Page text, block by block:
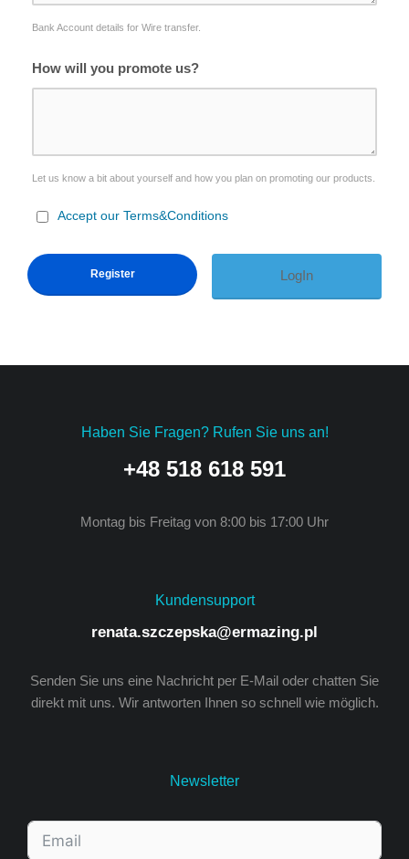
Bank Account details for Wire transfer.
How will you promote us?
Let us know a bit about yourself and how you plan on promoting our products.
Accept our Terms&Conditions
LogIn
Haben Sie Fragen? Rufen Sie uns an!
+48 518 618 591
Montag bis Freitag von 8:00 bis 17:00 Uhr
Kundensupport
renata.szczepska@ermazing.pl
Senden Sie uns eine Nachricht per E-Mail oder chatten Sie
direkt mit uns. Wir antworten Ihnen so schnell wie möglich.
Newsletter